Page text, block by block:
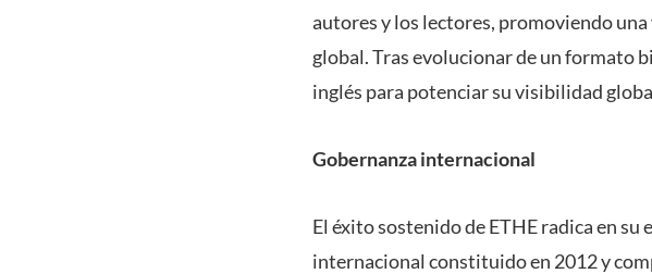
autores y los lectores, promoviendo
global. Tras evolucionar de un formato
inglés para potenciar su visibilidad
Gobernanza internacional
El éxito sostenido de ETHE radica en
internacional constituido en 2012 y